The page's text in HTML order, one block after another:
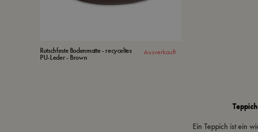
Rutschfeste Bodenmatte - recyceltes
PU-Leder - Brown
Ausverkauft
Ein Teppich ist ein